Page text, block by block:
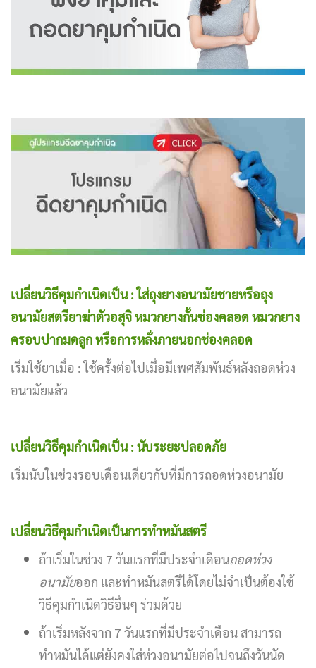
เปลี่ยนวิธีคุมกำเนิดเป็น : ใส่ถุงยางอนามัยชายหรือถุง
อนามัยสตรียาฆ่าตัวอสุจิ หมวกยางกั้นช่องคลอด หมวกยาง
ครอบปากมดลูก หรือการหลั่งภายนอกช่องคลอด
เริ่มใช้ยาเมื่อ : ใช้ครั้งต่อไปเมื่อมีเพศสัมพันธ์หลังถอดห่วง
อนามัยแล้ว
เปลี่ยนวิธีคุมกำเนิดเป็น : นับระยะปลอดภัย
เริ่มนับในช่วงรอบเดือนเดียวกับที่มีการถอดห่วงอนามัย
เปลี่ยนวิธีคุมกำเนิดเป็นการทำหมันสตรี
ถ้าเริ่มในช่วง 7 วันแรกที่มีประจำเดือนถอดห่วง
อนามัยออก และทำหมันสตรีได้โดยไม่จำเป็นต้องใช้
วิธีคุมกำเนิดวิธีอื่นๆ ร่วมด้วย
ถ้าเริ่มหลังจาก 7 วันแรกที่มีประจำเดือน สามารถ
ทำหมันได้แต่ยังคงใส่ห่วงอนามัยต่อไปจนถึงวันนัด